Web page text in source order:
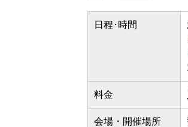
日程･時間
料金
会場・開催場所